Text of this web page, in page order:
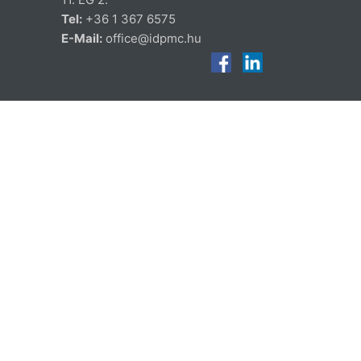
Tel: +36 1 367 6575
E-Mail: office@idpmc.hu